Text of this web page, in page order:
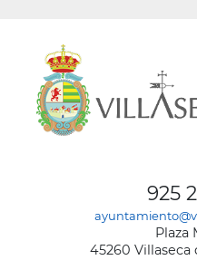
925
Plaza
45260 Villaseca